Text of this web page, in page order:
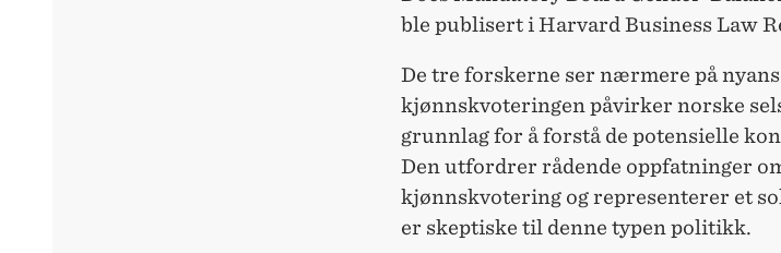
ble publisert i Harvard Business Law
De tre forskerne ser nærmere på
kjønnskvoteringen påvirker norske
grunnlag for å forstå de potensielle
Den utfordrer rådende oppfatninger
kjønnskvotering og representerer et
er skeptiske til denne typen politikk.